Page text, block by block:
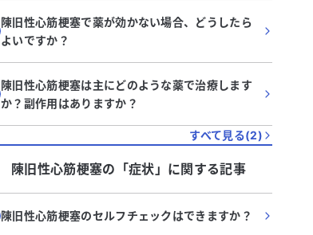
陳旧性心筋梗塞で薬が効かない場合、どうしたら
よいですか？
陳旧性心筋梗塞は主にどのような薬で治療します
か？副作用はありますか？
すべて見る(2)
陳旧性心筋梗塞の「症状 」に関する記事
陳旧性心筋梗塞のセルフチェックはできますか？